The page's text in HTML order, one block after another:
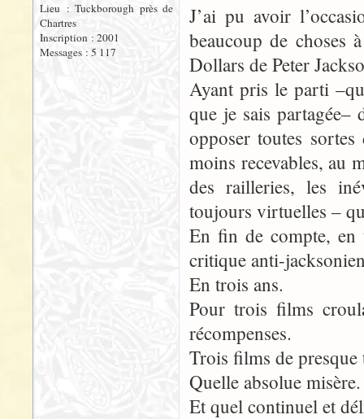
Lieu : Tuckborough près de
Chartres
Inscription : 2001
Messages : 5 117
J’ai pu avoir
beaucoup de choses
Dollars de Peter
Ayant pris le parti
que je sais partagée–
opposer toutes
moins recevables, au
des railleries, les
toujours virtuelles –
En fin de compte, en
critique anti-
En trois ans.
Pour trois films
récompenses.
Trois films de
Quelle absolue misère.
Et quel continuel et